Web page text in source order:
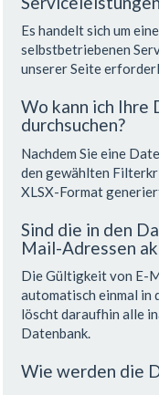
Es handelt sich um
selbstbetriebenen
unserer Seite
Wo kann ich Ihre
durchsuchen?
Nachdem Sie eine
den gewählten
XLSX-Format
Sind die in den
Mail-Adressen
Die Gültigkeit von E-
automatisch einmal in
löscht daraufhin alle
Datenbank.
Wie werden die